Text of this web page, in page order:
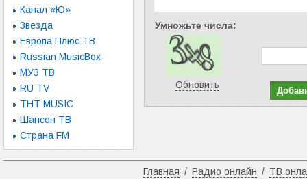
Канал «Ю»
Звезда
Европа Плюс ТВ
Russian MusicBox
МУЗ ТВ
RU TV
ТНТ MUSIC
Шансон ТВ
Страна FM
Умножьте числа:
Обновить
Главная / Радио онлайн / ТВ